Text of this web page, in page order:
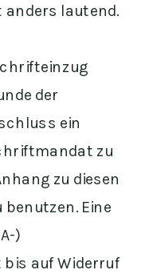
anders lautend.
der
ein
zu
zu diesen
Eine
)
auf Widerruf